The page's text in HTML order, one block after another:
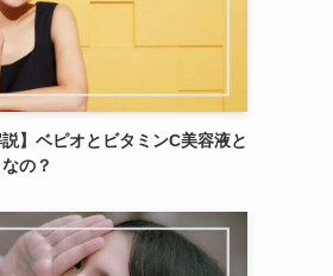
説】ベピオとビタミンC美容液と
の？